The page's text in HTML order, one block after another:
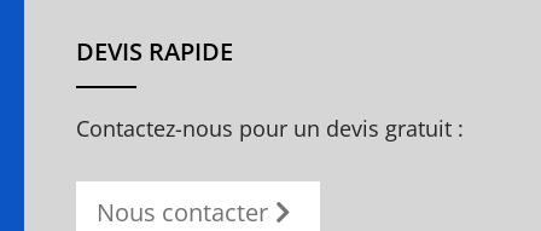
DEVIS RAPIDE
Contactez-nous pour un devis gratuit :
Nous contacter